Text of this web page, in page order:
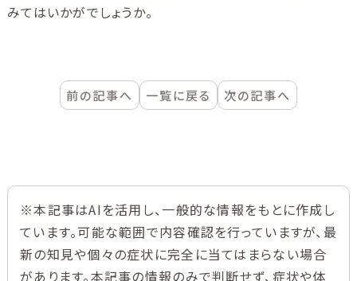
みてはいかがでしょうか。
前の記事へ 一覧に戻る 次の記事へ
※本記事はAIを活用し、一般的な情報をもとに作成し
ています。可能な範囲で内容確認を行っていますが、最
新の知見や個々の症状に完全に当てはまらない場合
があります。本記事の情報のみで判断せず、症状や体